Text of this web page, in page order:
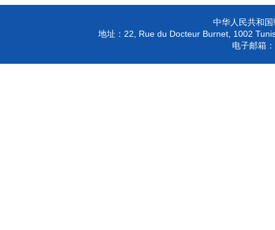
中华人民共和
地址： 22, Rue du Docteur Burnet, 1002
电子邮箱：